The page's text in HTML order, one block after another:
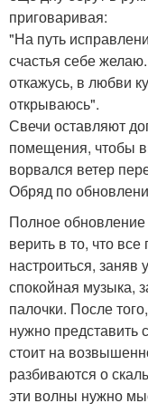
приговаривая:
"На путь
счастья себе
откажусь, в любви
открываюсь".
Свечи оставляют
помещения, чтобы
ворвался ветер
Обряд по
Полное обновление
верить в то, что
настроиться,
спокойная музыка,
палочки. После
нужно представить
стоит на
разбиваются о
эти волны нужно